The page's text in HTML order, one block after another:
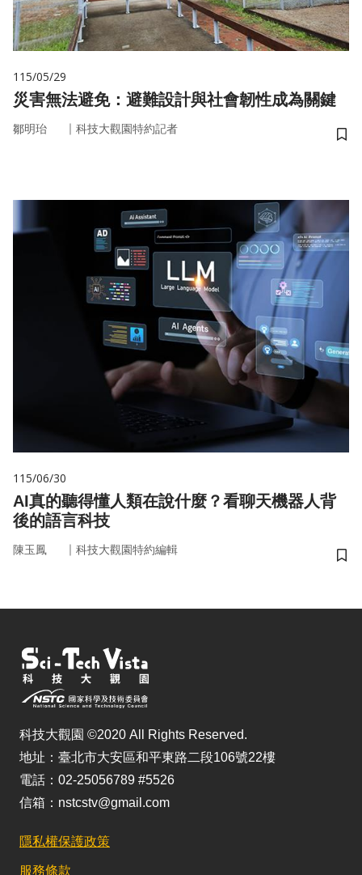
115/05/29
災害無法避免：避難設計與社會韌性成為關鍵
鄒明珆 ｜ 科技大觀園特約記者
儲
115/06/30
AI真的聽得懂人類在說什麼？看聊天機器人背
後的語言科技
陳玉鳳 ｜ 科技大觀園特約編輯
儲
科技大觀園 ©2020 All Rights Reserved.
地址：臺北市大安區和平東路二段106號22樓
電話：02-25056789 #5526
信箱：nstcstv@gmail.com
隱私權保護政策
服務條款